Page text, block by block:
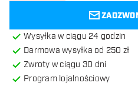
Wysyłka w ciągu 24 godzin
Darmowa wysyłka od 250 zł
Zwroty w ciągu 30 dni
Program lojalnościowy